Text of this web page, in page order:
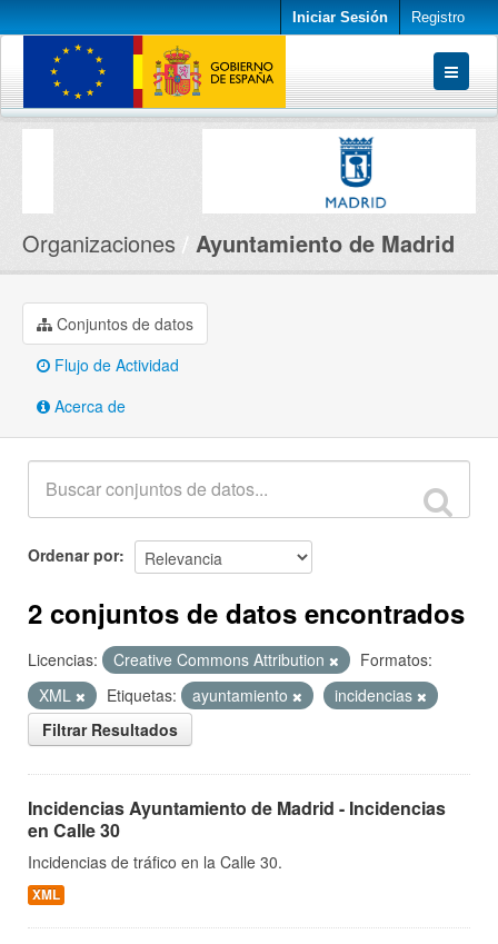
Iniciar Sesión Registro
Conjuntos de datos
Organizaciones Ayuntamiento de Madrid
Conjuntos de datos
Flujo de Actividad
Acerca de
Ordenar por
2 conjuntos de datos encontrados
Licencias: Creative Commons Attribution
Formatos:
XML
Etiquetas: ayuntamiento
incidencias
Filtrar Resultados
Incidencias Ayuntamiento de Madrid - Incidencias
en Calle 30
Incidencias de tráfico en la Calle 30.
XML